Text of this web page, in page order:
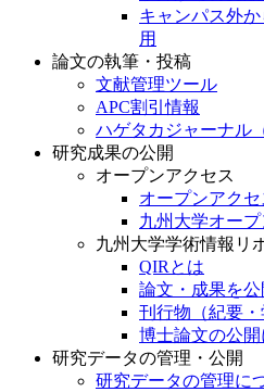
キャンパス外
用
論文の執筆・投稿
文献管理ツール
APC割引情報
ハゲタカジャーナル
研究成果の公開
オープンアクセス
オープンアク
九州大学オー
九州大学学術情報リ
QIRとは
論文・成果を
刊行物（紀要
博士論文の公
研究データの管理・公開
研究データの管理に